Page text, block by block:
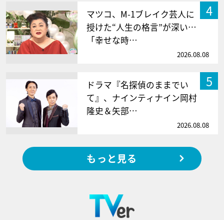
4
マツコ、M-1ブレイク芸人に
授けた“人生の格言”が深い…
「幸せな時…
2026.08.08
5
ドラマ『名探偵のままでい
て』、ナインティナイン岡村
隆史＆矢部…
2026.08.08
もっと見る